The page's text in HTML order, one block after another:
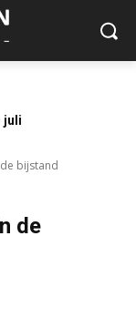
juli
bijstand
de